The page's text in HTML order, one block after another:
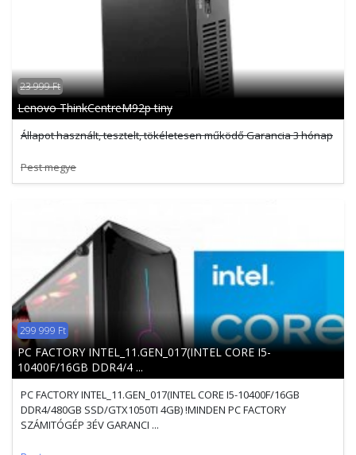
23 999 Ft
Lenovo ThinkCentreM92p tiny
Állapot használt, tesztelt, tökéletesen működő Garancia 3 hónap
Pest megye
299 999 Ft
PC FACTORY INTEL_11.GEN_017(INTEL CORE I5-
10400F/16GB DDR4/4 ...
PC FACTORY INTEL_11.GEN_017(INTEL CORE I5-10400F/16GB
DDR4/480GB SSD/GTX1050TI 4GB) !MINDEN PC FACTORY
SZÁMITÓGÉP 3ÉV GARANCI ...